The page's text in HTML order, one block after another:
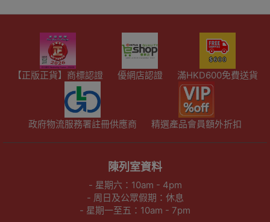
【正版正貨】商標認證 優網店認證 滿HKD600免費送貨
政府物流服務署註冊供應商 精選產品會員額外折扣
陳列室資料
- 星期六：10am - 4pm
- 周日及公眾假期：休息
- 星期一至五：10am - 7pm